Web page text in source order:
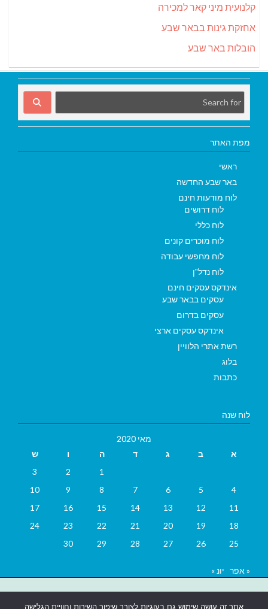
קלנועית מיני קאר למכירה
אחזקת גינות בבאר שבע
הובלות באר שבע
מפת האתר
ראשי
באר שבע החדשה
לוח מודעות חינם
לוח דרושים
לוח כללי
לוח מוכרים קונים
לוח מחפשי עבודה
לוח נדל"ן
אינדקס עסקים חינם
עסקים בבאר שבע
עסקים בדרום
אינדקס עסקים ארצי
רשת אתרי הלוויין
בלוג
כתבות
לוח שנה
מאי 2020
א
ב ג ד ה ו
ש
1
2
3
4
5
6
7
8
9
10
11
12
13
14
15
16
17
18
19
20
21
22
23
24
25
26
27
28
29
30
« אפר יונ »
אתר זה עושה שימוש גם בעוגיות לצורך שיפור השירות וחוויית הגלישה